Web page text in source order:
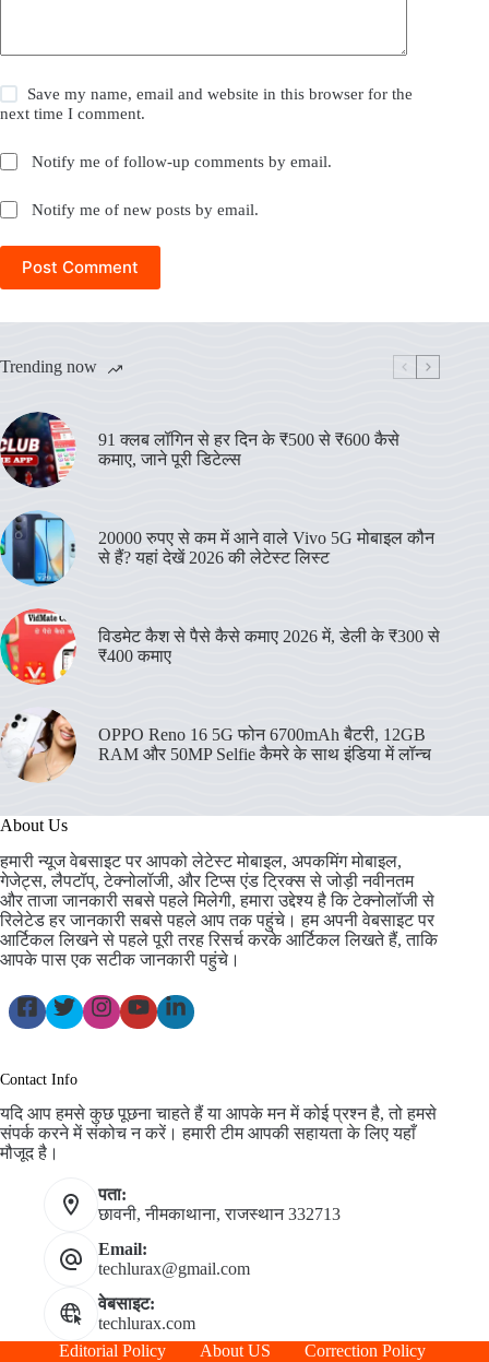
Save my name, email and website in this browser for the
next time I comment.
Notify me of follow-up comments by email.
Notify me of new posts by email.
Post Comment
Trending now
91 क्लब लॉगिन से हर दिन के ₹500 से ₹600 कैसे
कमाए, जाने पूरी डिटेल्स
20000 रुपए से कम में आने वाले Vivo 5G मोबाइल कौन
से हैं? यहां देखें 2026 की लेटेस्ट लिस्ट
विडमेट कैश से पैसे कैसे कमाए 2026 में, डेली के ₹300 से
₹400 कमाए
OPPO Reno 16 5G फोन 6700mAh बैटरी, 12GB
RAM और 50MP Selfie कैमरे के साथ इंडिया में लॉन्च
About Us
हमारी न्यूज वेबसाइट पर आपको लेटेस्ट मोबाइल, अपकमिंग मोबाइल,
गेजेट्स, लैपटॉप्, टेक्नोलॉजी, और टिप्स एंड ट्रिक्स से जोड़ी नवीनतम
और ताजा जानकारी सबसे पहले मिलेगी, हमारा उद्देश्य है कि टेक्नोलॉजी से
रिलेटेड हर जानकारी सबसे पहले आप तक पहुंचे। हम अपनी वेबसाइट पर
आर्टिकल लिखने से पहले पूरी तरह रिसर्च करके आर्टिकल लिखते हैं, ताकि
आपके पास एक सटीक जानकारी पहुंचे।
Contact Info
यदि आप हमसे कुछ पूछना चाहते हैं या आपके मन में कोई प्रश्न है, तो हमसे
संपर्क करने में संकोच न करें। हमारी टीम आपकी सहायता के लिए यहाँ
मौजूद है।
पता:
छावनी, नीमकाथाना, राजस्थान 332713
Email:
techlurax@gmail.com
वेबसाइट:
techlurax.com
Editorial Policy
About US
Correction Policy